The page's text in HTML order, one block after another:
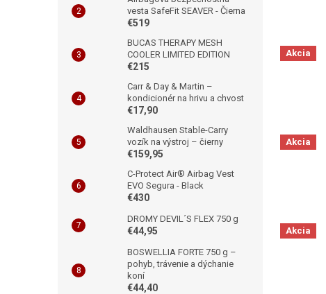
vesta SafeFit SEAVER - Čierna
€519
BUCAS THERAPY MESH
COOLER LIMITED EDITION
€215
Carr & Day & Martin –
kondicionér na hrivu a chvost
€17,90
Waldhausen Stable-Carry
vozík na výstroj – čierny
€159,95
C-Protect Air® Airbag Vest
EVO Segura - Black
€430
DROMY DEVIL´S FLEX 750 g
€44,95
BOSWELLIA FORTE 750 g –
pohyb, trávenie a dýchanie
koní
€44,40
Akcia
Akcia
Akcia